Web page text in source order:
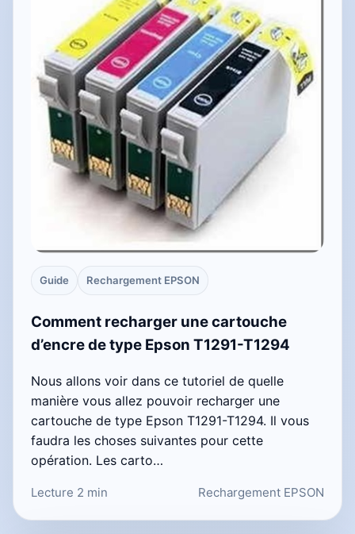
Guide Rechargement EPSON
Comment recharger une cartouche
d’encre de type Epson T1291-T1294
Nous allons voir dans ce tutoriel de quelle
manière vous allez pouvoir recharger une
cartouche de type Epson T1291-T1294. Il vous
faudra les choses suivantes pour cette
opération. Les carto…
Lecture 2 min Rechargement EPSON